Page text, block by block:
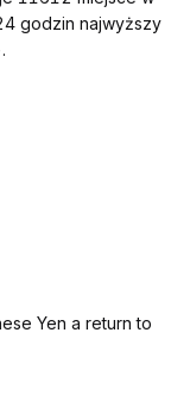
godzin najwyższy
Yen a return to